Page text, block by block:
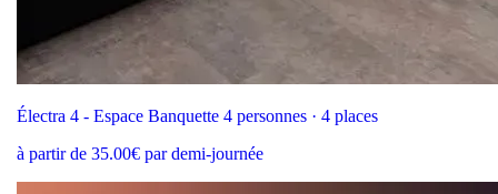
Électra 4 - Espace Banquette 4 personnes · 4 places
à partir de 35.00€ par demi-journée